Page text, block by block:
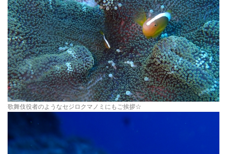
歌舞伎役者のようなセジロクマノミにもご挨拶☆